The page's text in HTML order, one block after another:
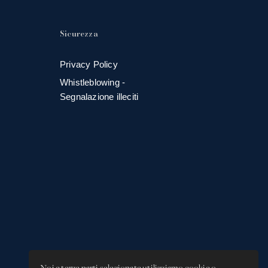
Sicurezza
Privacy Policy
Whistleblowing -
Segnalazione illeciti